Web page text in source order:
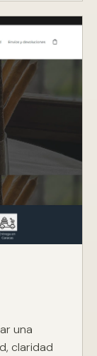
una
claridad